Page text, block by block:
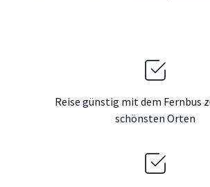
Reise günstig mit dem Fernbus
schönsten Orten